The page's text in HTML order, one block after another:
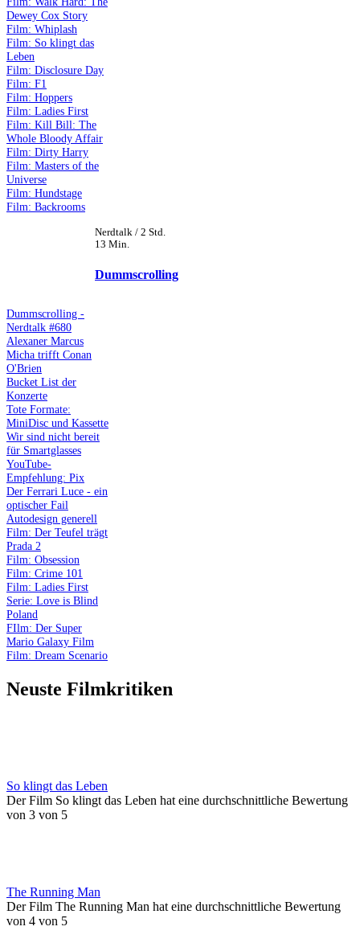
Dewey Cox Story
Film: Whiplash
Film: So klingt das
Leben
Film: Disclosure Day
Film: F1
Film: Hoppers
Film: Ladies First
Film: Kill Bill: The
Whole Bloody Affair
Film: Dirty Harry
Film: Masters of the
Universe
Film: Hundstage
Film: Backrooms
Nerdtalk / 2 Std.
13 Min.
Dummscrolling
Dummscrolling -
Nerdtalk #680
Alexaner Marcus
Micha trifft Conan
O'Brien
Bucket List der
Konzerte
Tote Formate:
MiniDisc und Kassette
Wir sind nicht bereit
für Smartglasses
YouTube-
Empfehlung: Pix
Der Ferrari Luce - ein
optischer Fail
Autodesign generell
Film: Der Teufel trägt
Prada 2
Film: Obsession
Film: Crime 101
Film: Ladies First
Serie: Love is Blind
Poland
FIlm: Der Super
Mario Galaxy Film
Film: Dream Scenario
Neuste Filmkritiken
So klingt das Leben
Der Film So klingt das Leben hat eine durchschnittliche Bewertung
von 3 von 5
The Running Man
Der Film The Running Man hat eine durchschnittliche Bewertung
von 4 von 5